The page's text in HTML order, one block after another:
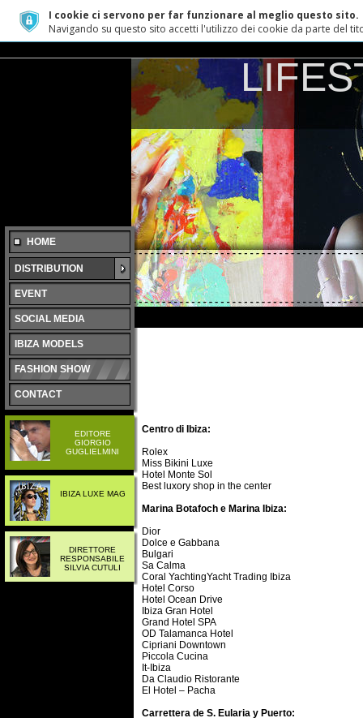
I cookie ci servono per far funzionare al meglio questo sito.
Navigando su questo sito accetti l'utilizzo dei cookie da parte del
HOME
DISTRIBUTION
EVENT
SOCIAL MEDIA
IBIZA MODELS
FASHION SHOW
CONTACT
EDITORE
GIORGIO
GUGLIELMINI
IBIZA LUXE MAG
DIRETTORE
RESPONSABILE
SILVIA CUTULI
Centro di Ibiza:
Rolex
Miss Bikini Luxe
Hotel Monte Sol
Best luxory shop in the center
Marina Botafoch e Marina Ibiza:
Dior
Dolce e Gabbana
Bulgari
Sa Calma
Coral YachtingYacht Trading Ibiza
Hotel Corso
Hotel Ocean Drive
Ibiza Gran Hotel
Grand Hotel SPA
OD Talamanca Hotel
Cipriani Downtown
Piccola Cucina
It-Ibiza
Da Claudio Ristorante
El Hotel – Pacha
Carrettera de S. Eularia y Puerto: